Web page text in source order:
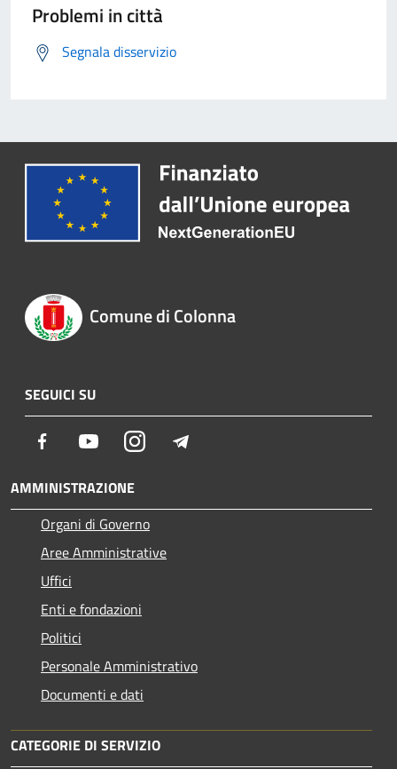
Problemi in città
Segnala disservizio
Comune di Colonna
SEGUICI SU
Facebook YoutubeInstagram
AMMINISTRAZIONE
Organi di Governo
Aree Amministrative
Uffici
Enti e fondazioni
Politici
Personale Amministrativo
Documenti e dati
CATEGORIE DI SERVIZIO